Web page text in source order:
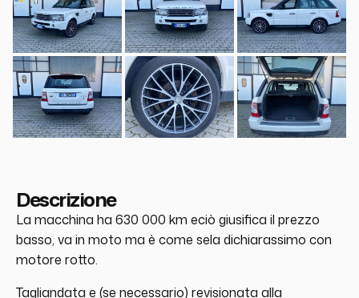
Descrizione
La macchina ha 630 000 km eciò giusifica il prezzo
basso, va in moto ma è come sela dichiarassimo con
motore rotto.
Tagliandata e (se necessario) revisionata alla